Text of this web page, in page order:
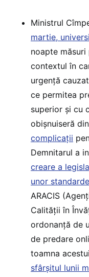
Ministrul
martie,
noapte
contextul în
urgență
ce permitea
superior și cu
obișnuiseră
complicații
Demnitarul a
creare a
unor
ARACIS
Calității în
ordonanță de
de predare
toamna
sfârșitul lunii